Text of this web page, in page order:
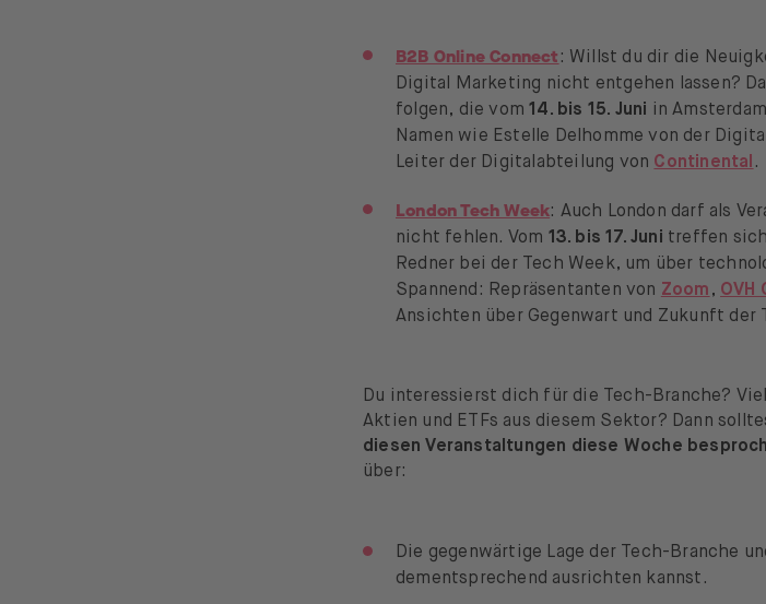
B2B Online Connect : Willst du dir die
Digital Marketing nicht entgehen lassen?
folgen, die vom14. bis 15. Juni in
Namen wie Estelle Delhomme von der
Leiter der Digitalabteilung von Continental .
London Tech Week: Auch London darf als
nicht fehlen. Vom 13. bis 17. Juni treffen
Redner bei der Tech Week, um über
Spannend: Repräsentanten von Zoom , OVH
Ansichten über Gegenwart und Zukunft der
Du interessierst dich für die Tech-Branche?
Aktien und ETFs aus diesem Sektor? Dann
diesen Veranstaltungen diese Woche
über:
Die gegenwärtige Lage der Tech-Branche
dementsprechend ausrichten kannst.